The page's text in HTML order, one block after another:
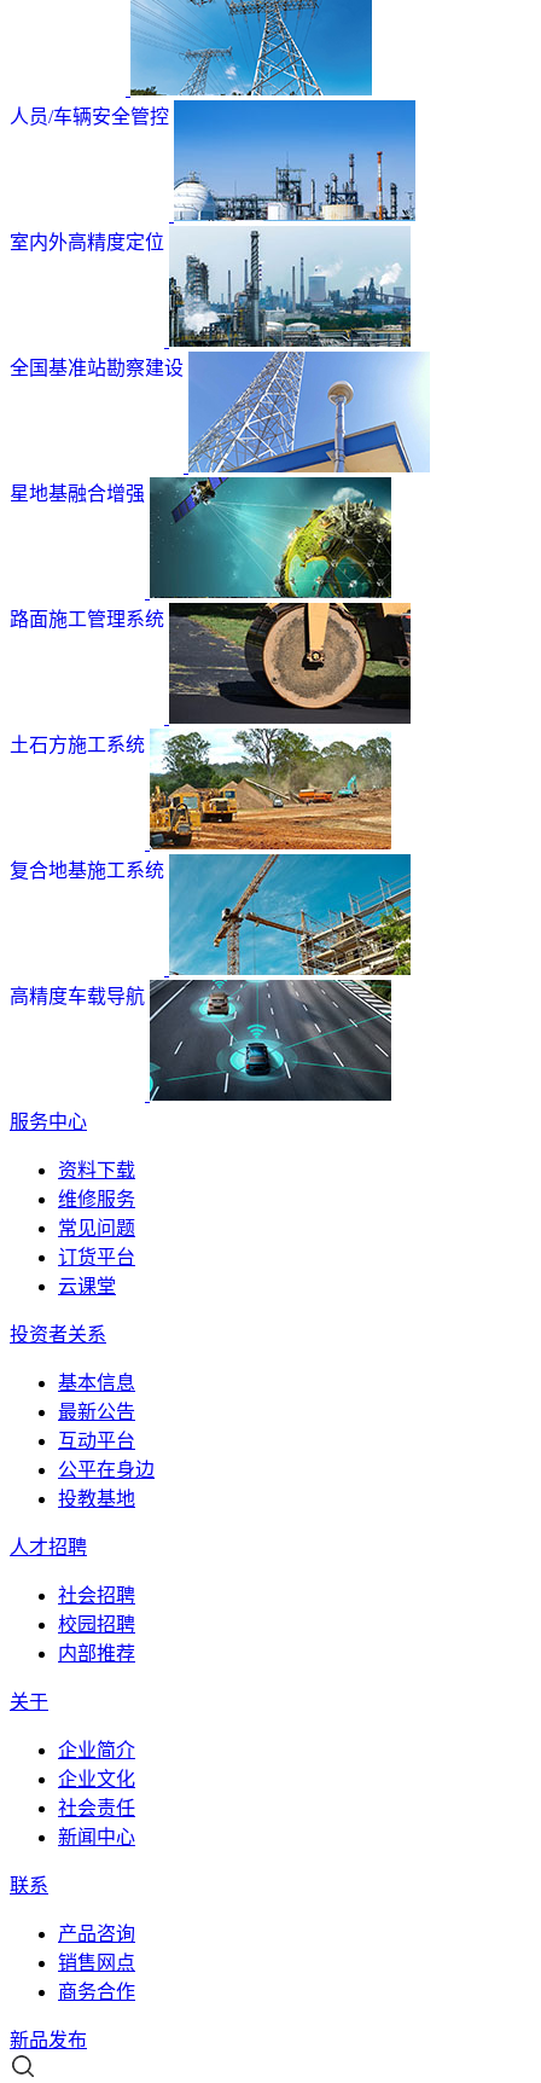
人员/车辆安全管控
室内外高精度定位
全国基准站勘察建设
星地基融合增强
路面施工管理系统
土石方施工系统
复合地基施工系统
高精度车载导航
服务中心
资料下载
维修服务
常见问题
订货平台
云课堂
投资者关系
基本信息
最新公告
互动平台
公平在身边
投教基地
人才招聘
社会招聘
校园招聘
内部推荐
关于
企业简介
企业文化
社会责任
新闻中心
联系
产品咨询
销售网点
商务合作
新品发布